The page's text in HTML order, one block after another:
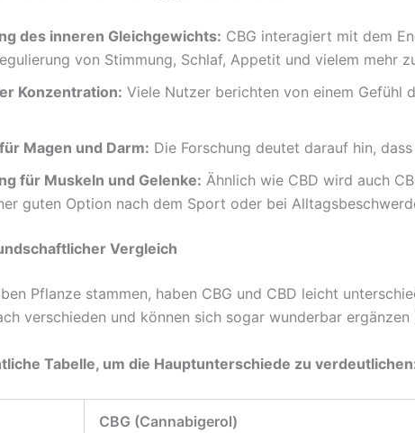
des inneren Gleichgewichts: CBG interagiert mit dem
von Stimmung, Schlaf, Appetit und vielem mehr
Konzentration: Viele Nutzer berichten von einem Gefühl
Magen und Darm: Die Forschung deutet darauf hin,
für Muskeln und Gelenke: Ähnlich wie CBD wird auch
guten Option nach dem Sport oder bei
Vergleich
Pflanze stammen, haben CBG und CBD leicht
verschieden und können sich sogar wunderbar
Tabelle, um die Hauptunterschiede zu
CBG (Cannabigerol)